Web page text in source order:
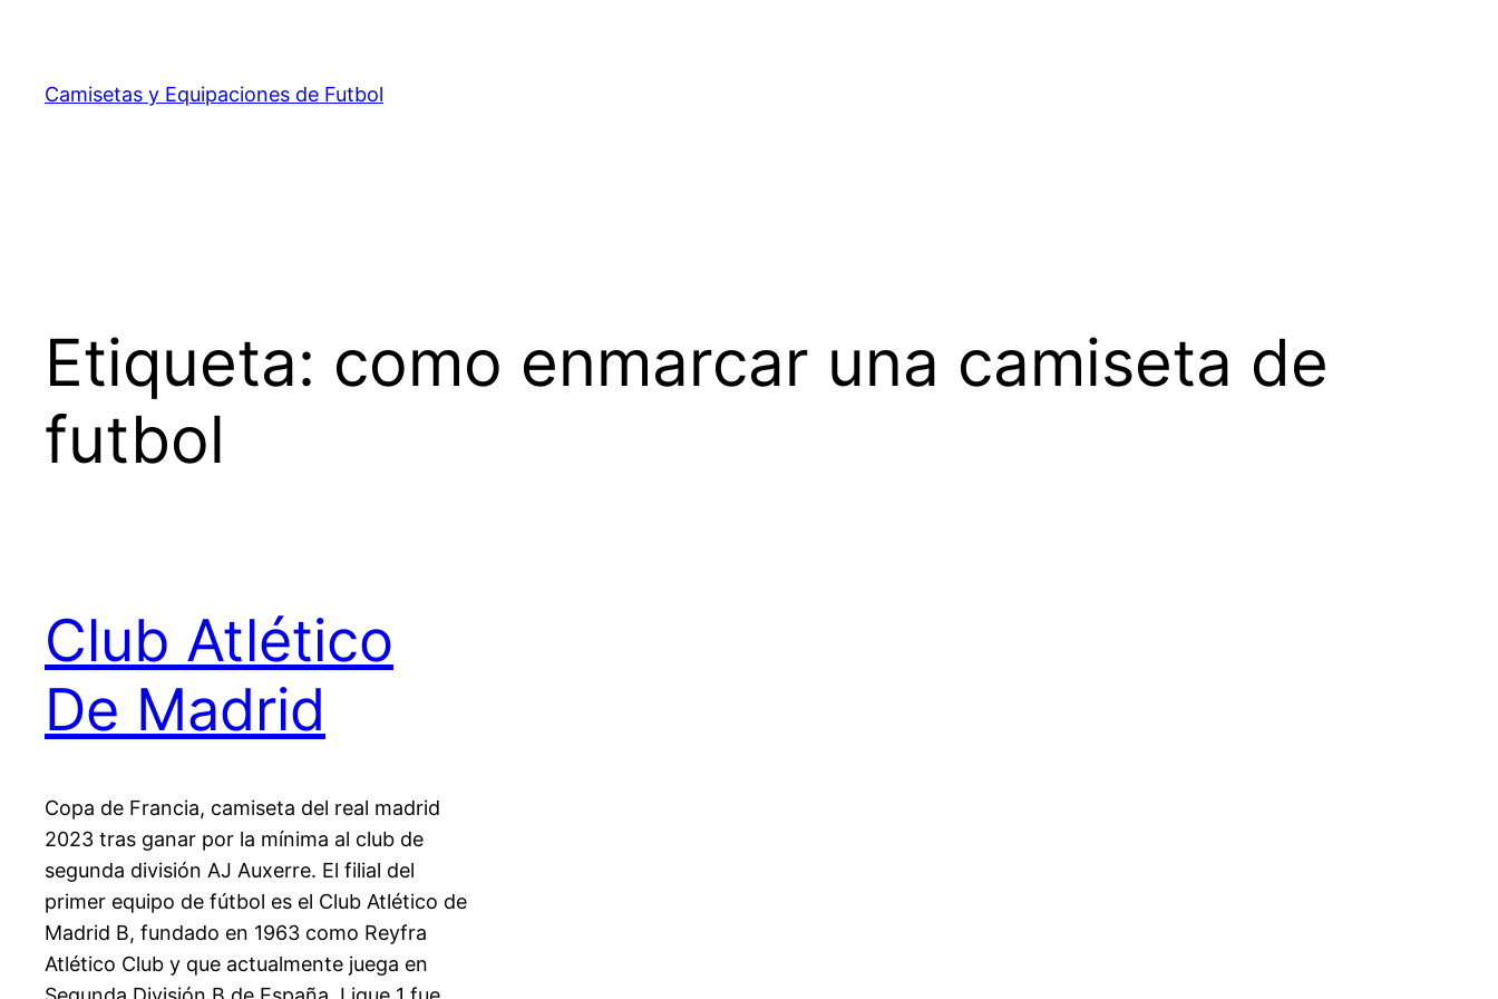
contenido
Camisetas y Equipaciones de Futbol
Etiqueta: como enmarcar una camiseta de
futbol
Club Atlético
De Madrid
Copa de Francia, camiseta del real madrid
2023 tras ganar por la mínima al club de
segunda división AJ Auxerre. El filial del
primer equipo de fútbol es el Club Atlético de
Madrid B, fundado en 1963 como Reyfra
Atlético Club y que actualmente juega en